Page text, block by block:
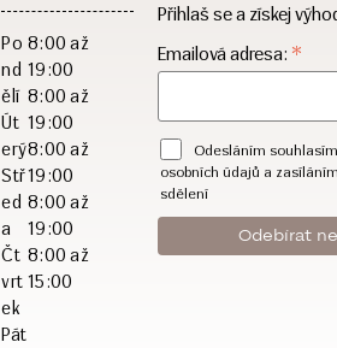
Po
nd
ělí
Út
erý
Stř
ed
a
Čt
vrt
ek
Pát
8:00 až
19:00
8:00 až
19:00
8:00 až
19:00
8:00 až
19:00
8:00 až
15:00
Přihlaš se a získej
Emailová adresa: *
Odesláním
osobních údajů a
sdělení